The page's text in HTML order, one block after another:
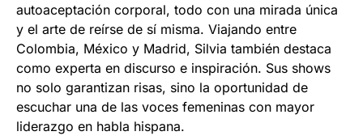
autoaceptación corporal, todo con una mirada única
y el arte de reírse de sí misma. Viajando entre
Colombia, México y Madrid, Silvia también destaca
como experta en discurso e inspiración. Sus shows
no solo garantizan risas, sino la oportunidad de
escuchar una de las voces femeninas con mayor
liderazgo en habla hispana.